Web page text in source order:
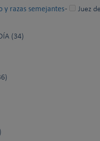
y razas semejantes-
Juez
(34)